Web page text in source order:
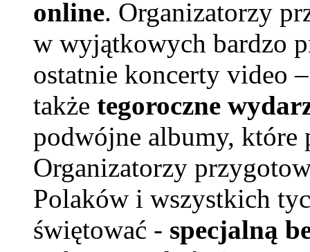
online. Organizatorzy
w wyjątkowych bardzo
ostatnie koncerty video
także tegoroczne
podwójne albumy, które
Organizatorzy
Polaków i wszystkich
świętować - specjalną